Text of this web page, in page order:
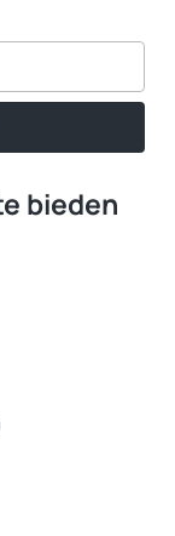
bieden